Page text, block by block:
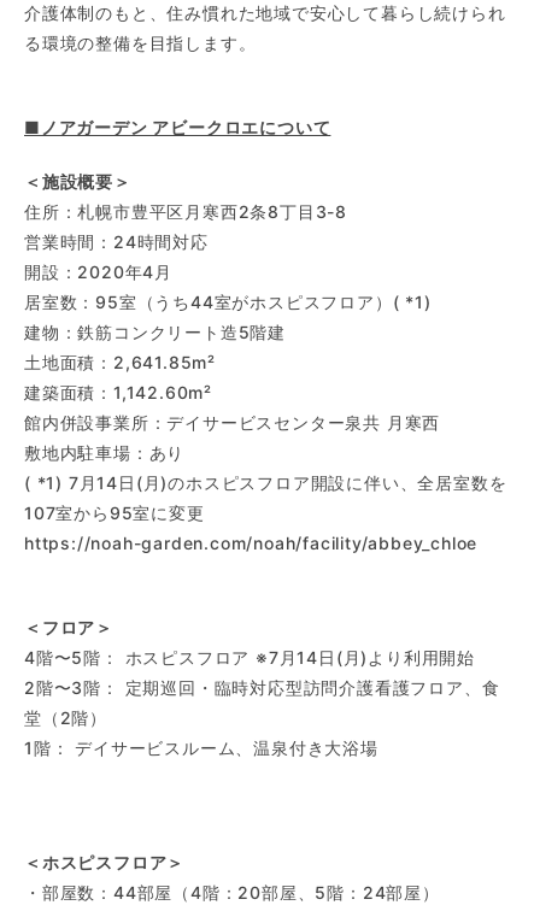
介護体制のもと、住み慣れた地域で安心して暮らし続けられ
る環境の整備を目指します。
■ノアガーデン アビークロエについて
＜施設概要＞
住所：札幌市豊平区月寒西2条8丁目3-8
営業時間：24時間対応
開設：2020年4月
居室数：95室（うち44室がホスピスフロア）( *1)
建物：鉄筋コンクリート造5階建
土地面積：2,641.85m²
建築面積：1,142.60m²
館内併設事業所：デイサービスセンター泉共 月寒西
敷地内駐車場：あり
( *1) 7月14日(月)のホスピスフロア開設に伴い、全居室数を
107室から95室に変更
https://noah-garden.com/noah/facility/abbey_chloe
＜フロア＞
4階〜5階： ホスピスフロア ※7月14日(月)より利用開始
2階〜3階： 定期巡回・臨時対応型訪問介護看護フロア、食
堂（2階）
1階： デイサービスルーム、温泉付き大浴場
＜ホスピスフロア＞
・部屋数：44部屋（4階：20部屋、5階：24部屋）